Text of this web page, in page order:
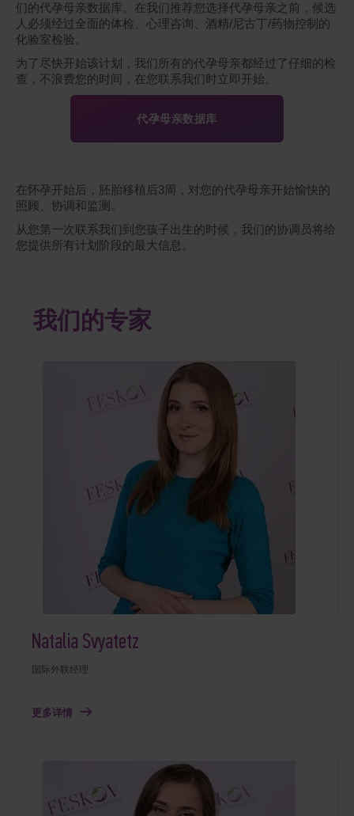
们的代孕母亲数据库。在我们推荐您选择代孕母亲之前，候选
人必须经过全面的体检、心理咨询、酒精/尼古丁/药物控制的
化验室检验。
为了尽快开始该计划，我们所有的代孕母亲都经过了仔细的检
查，不浪费您的时间，在您联系我们时立即开始。
代孕母亲数据库
在怀孕开始后，胚胎移植后3周，对您的代孕母亲开始愉快的
照顾、协调和监测。
从您第一次联系我们到您孩子出生的时候，我们的协调员将给
您提供所有计划阶段的最大信息。
我们的专家
Natalia Svyatetz
国际外联经理
更多详情